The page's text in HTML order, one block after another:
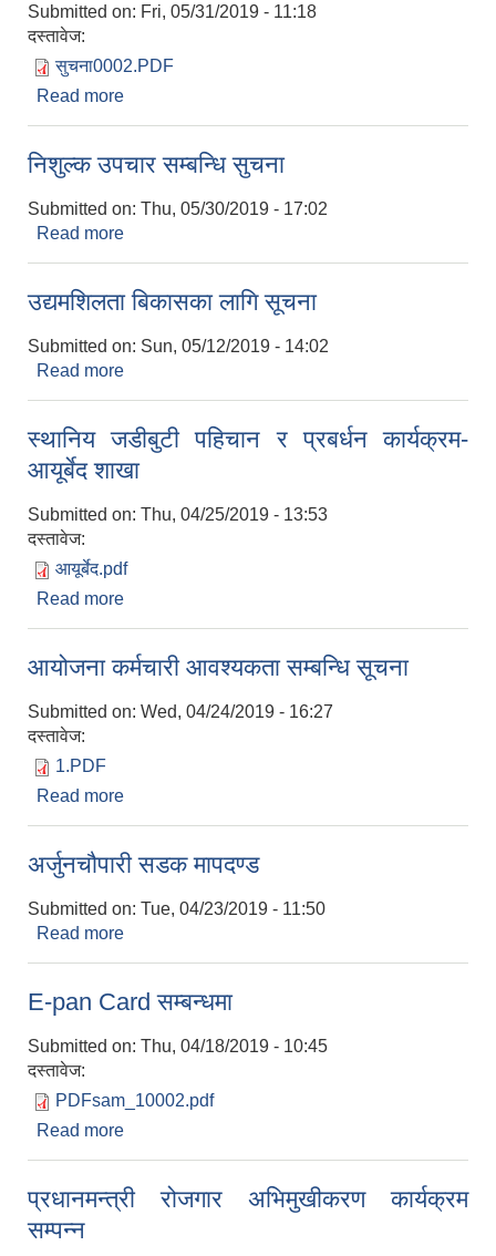
Submitted on: Fri, 05/31/2019 - 11:18
दस्तावेज:
सुचना0002.PDF
Read more
निशुल्क उपचार सम्बन्धि सुचना
Submitted on: Thu, 05/30/2019 - 17:02
Read more
उद्यमशिलता बिकासका लागि सूचना
Submitted on: Sun, 05/12/2019 - 14:02
Read more
स्थानिय जडीबुटी पहिचान र प्रबर्धन कार्यक्रम-
आयूर्बेद शाखा
Submitted on: Thu, 04/25/2019 - 13:53
दस्तावेज:
आयूर्बेद.pdf
Read more
आयोजना कर्मचारी आवश्यकता सम्बन्धि सूचना
Submitted on: Wed, 04/24/2019 - 16:27
दस्तावेज:
1.PDF
Read more
अर्जुनचौपारी सडक मापदण्ड
Submitted on: Tue, 04/23/2019 - 11:50
Read more
E-pan Card सम्बन्धमा
Submitted on: Thu, 04/18/2019 - 10:45
दस्तावेज:
PDFsam_10002.pdf
Read more
प्रधानमन्त्री रोजगार अभिमुखीकरण कार्यक्रम
सम्पन्न